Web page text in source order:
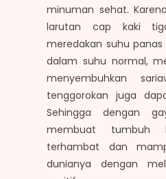
minuman sehat.
larutan cap kaki
meredakan suhu
dalam suhu normal,
menyembuhkan
tenggorokan juga
Sehingga dengan
membuat tumbuh
terhambat dan
dunianya dengan